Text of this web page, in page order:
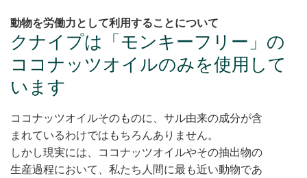
動物を労働力として利用することについて
クナイプは「モンキーフリー」の
ココナッツオイルのみを使用して
います
ココナッツオイルそのものに、サル由来の成分が含
まれているわけではもちろんありません。
しかし現実には、ココナッツオイルやその抽出物の
生産過程において、私たち人間に最も近い動物であ